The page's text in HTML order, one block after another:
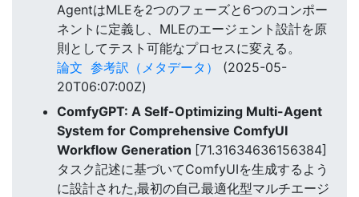
AgentはMLEを2つのフェーズと6つのコンポー
ネントに定義し、MLEのエージェント設計を原
則としてテスト可能なプロセスに変える。
論文 参考訳（メタデータ）
(2025-05-
20T06:07:00Z)
ComfyGPT: A Self-Optimizing Multi-Agent
System for Comprehensive ComfyUI
Workflow Generation [71.31634636156384]
タスク記述に基づいてComfyUIを生成するよう
に設計された,最初の自己最適化型マルチエージ